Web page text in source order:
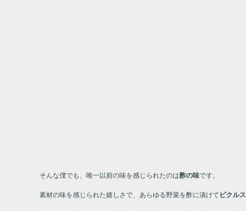
そんな僕でも、唯一以前の味を感じられたのは酢の味です。
素材の味を感じられた嬉しさで、あらゆる野菜を酢に漬けて ピクルス